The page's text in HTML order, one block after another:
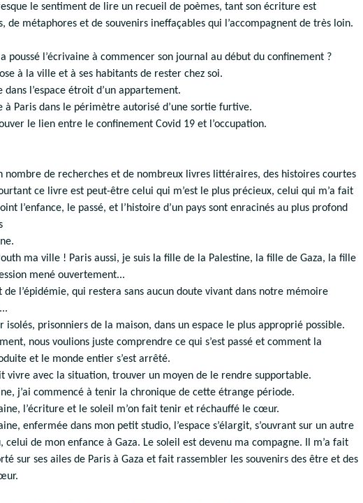
le sentiment de lire un recueil de poèmes, tant son écriture est
de métaphores et de souvenirs ineffaçables qui l’accompagnent de très loin.
poussé l’écrivaine à commencer son journal au début du confinement ?
à la ville et à ses habitants de rester chez soi.
dans l’espace étroit d’un appartement.
à Paris dans le périmètre autorisé d’une sortie furtive.
le lien entre le confinement Covid 19 et l’occupation.
nombre de recherches et de nombreux livres littéraires, des histoires courtes
ce livre est peut-être celui qui m’est le plus précieux, celui qui m’a fait
l’enfance, le passé, et l’histoire d’un pays sont enracinés au plus profond
ma ville ! Paris aussi, je suis la fille de la Palestine, la fille de Gaza, la fille
mené ouvertement...
de l’épidémie, qui restera sans aucun doute vivant dans notre mémoire
isolés, prisonniers de la maison, dans un espace le plus approprié possible.
nous voulions juste comprendre ce qui s’est passé et comment la
et le monde entier s’est arrêté.
vivre avec la situation, trouver un moyen de le rendre supportable.
j’ai commencé à tenir la chronique de cette étrange période.
l’écriture et le soleil m’on fait tenir et réchauffé le cœur.
enfermée dans mon petit studio, l’espace s’élargit, s’ouvrant sur un autre
celui de mon enfance à Gaza. Le soleil est devenu ma compagne. Il m’a fait
sur ses ailes de Paris à Gaza et fait rassembler les souvenirs des être et des